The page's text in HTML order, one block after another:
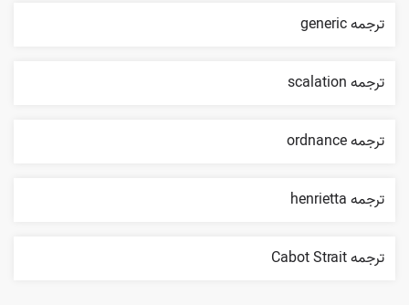
ترجمه generic
ترجمه scalation
ترجمه ordnance
ترجمه henrietta
ترجمه Cabot Strait